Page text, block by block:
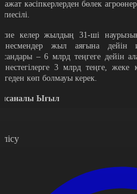
кәсіпкерлерден бөлек
келер жылдың 31-ші
жыл аяғына дейін
– 6 млрд теңгеге дейін
3 млрд теңге,
көп болмауы керек.
Ығыл